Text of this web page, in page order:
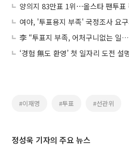
양의지 83만표 1위⋯올스타 팬투표
‘경험 無도 환영’ 첫 일자리 도전 설
#이재명 #투표 #선관위
정성욱 기자의 주요 뉴스